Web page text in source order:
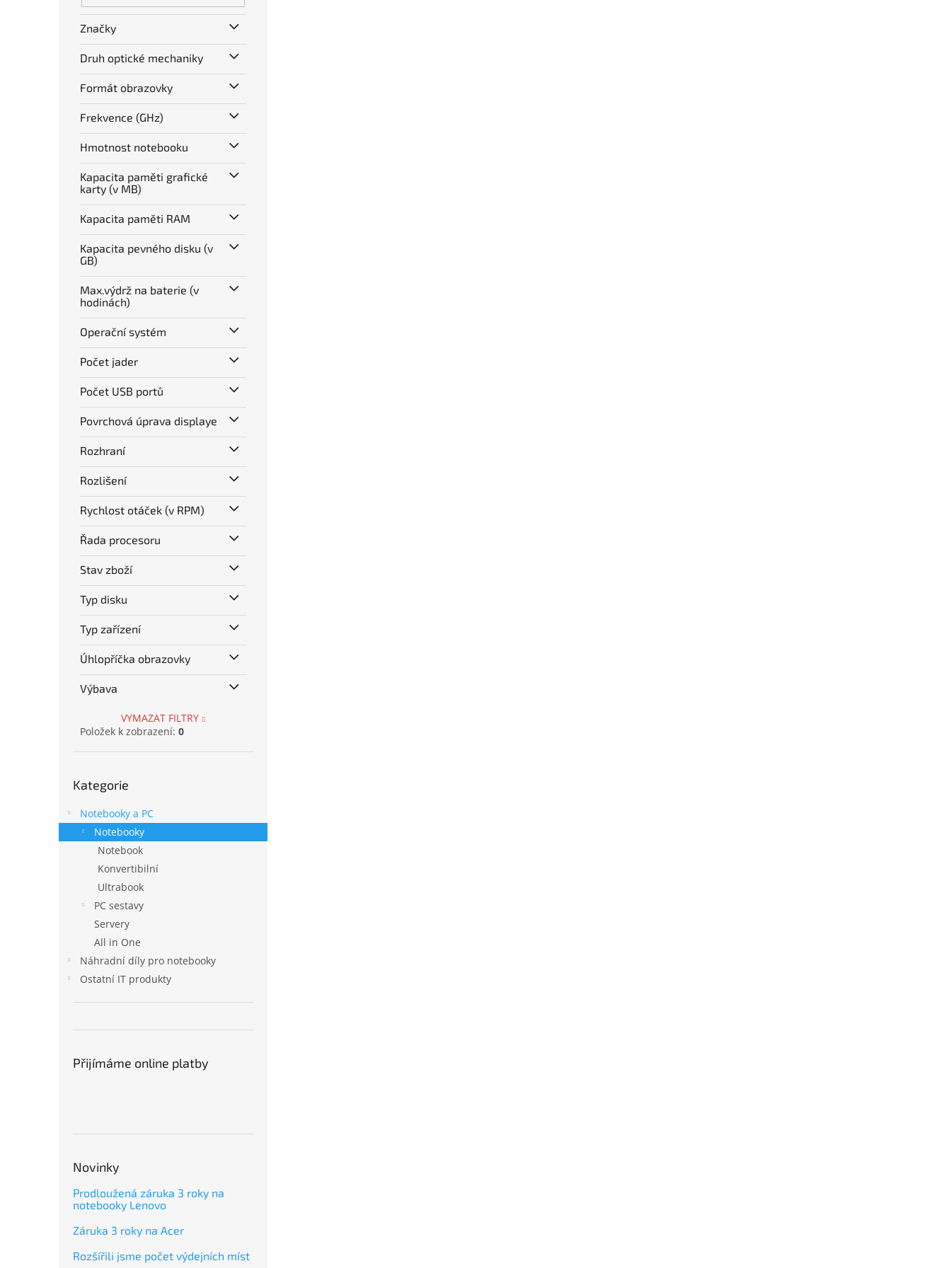
Značky
Druh optické mechaniky
Formát obrazovky
Frekvence (GHz)
Hmotnost notebooku
Kapacita paměti grafické
karty (v MB)
Kapacita paměti RAM
Kapacita pevného disku (v
GB)
Max.výdrž na baterie (v
hodinách)
Operační systém
Počet jader
Počet USB portů
Povrchová úprava displaye
Rozhraní
Rozlišení
Rychlost otáček (v RPM)
Řada procesoru
Stav zboží
Typ disku
Typ zařízení
Úhlopříčka obrazovky
Výbava
VYMAZAT FILTRY
Položek k zobrazení: 0
kategorie
Kategorie
Notebooky a PC
Notebooky
Notebook
Konvertibilní
Ultrabook
PC sestavy
Servery
All in One
Náhradní díly pro notebooky
Ostatní IT produkty
Přijímáme online platby
Novinky
Prodloužená záruka 3 roky na
notebooky Lenovo
Záruka 3 roky na Acer
Rozšířili jsme počet výdejních míst